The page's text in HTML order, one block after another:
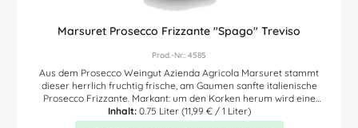
Marsuret Prosecco Frizzante "Spago" Treviso
Prod.-Nr.: 4585
Aus dem Prosecco Weingut Azienda Agricola Marsuret stammt
dieser herrlich fruchtig frische, am Gaumen sanfte italienische
Prosecco Frizzante. Markant: um den Korken herum wird eine
Kordel (italienisch: "Spago") geführt. In der Farbe zarte goldgelb,
begeistern Aromen von Akazienblüten, Sommerblumen und Äpfel
Inhalt: 0.75 Liter (11,99 € / 1 Liter)